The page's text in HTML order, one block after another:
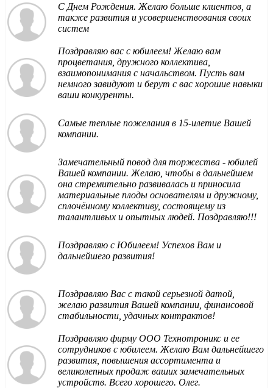
С Днем Рождения. Желаю больше клиентов, а
также развития и усовершенствования своих
систем
Поздравляю вас с юбилеем! Желаю вам
процветания, дружного коллектива,
взаимопонимания с начальством. Пусть вам
немного завидуют и берут с вас хорошие навыки
ваши конкуренты.
Самые теплые пожелания в 15-илетие Вашей
компании.
Замечательный повод для торжества - юбилей
Вашей компании. Желаю, чтобы в дальнейшем
она стремительно развивалась и приносила
материальные плоды основателям и дружному,
сплочённому коллективу, состоящему из
талантливых и опытных людей. Поздравляю!!!
Поздравляю с Юбилеем! Успехов Вам и
дальнейшего развития!
Поздравляю Вас с такой серьезной датой,
желаю развития Вашей компании, финансовой
стабильности, удачных контрактов!
Поздравляю фирму ООО Технотроникс и ее
сотрудников с юбилеем. Желаю Вам дальнейшего
развития, повышения ассортимента и
великолепных продаж ваших замечательных
устройств. Всего хорошего. Олег.